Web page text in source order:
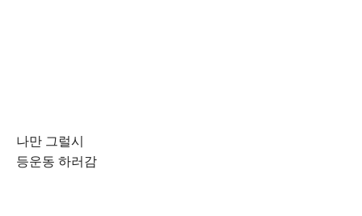
나만 그럴시
등운동 하러감